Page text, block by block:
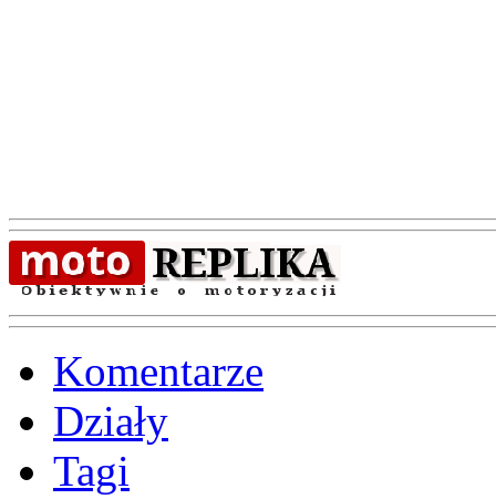
Komentarze
Działy
Tagi